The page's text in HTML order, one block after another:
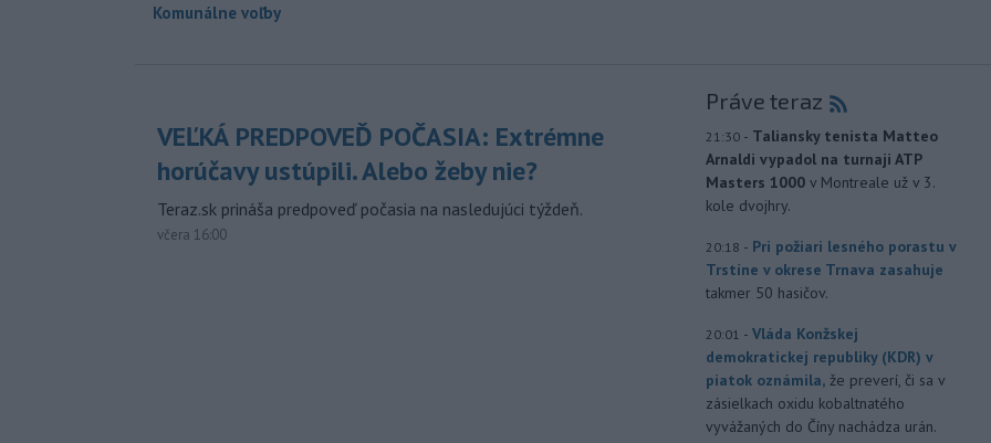
Komunálne voľby
VEĽKÁ PREDPOVEĎ POČASIA: Extrémne
horúčavy ustúpili. Alebo žeby nie?
Teraz.sk prináša predpoveď počasia na nasledujúci týždeň.
včera 16:00
Práve teraz
21:30 - Taliansky tenista Matteo
Arnaldi vypadol na turnaji ATP
Masters 1000 v Montreale už v 3.
kole dvojhry.
20:18 - Pri požiari lesného porastu v
Trstíne v okrese Trnava zasahuje
takmer 50 hasičov.
20:01 - Vláda Konžskej
demokratickej republiky (KDR) v
piatok oznámila, že preverí, či sa v
zásielkach oxidu kobaltnatého
vyvážaných do Číny nachádza urán.